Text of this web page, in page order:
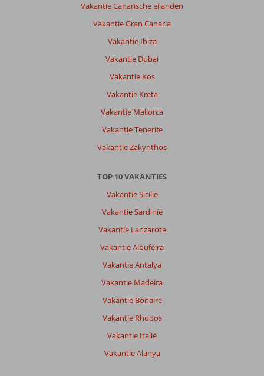
Vakantie Canarische eilanden
Vakantie Gran Canaria
Vakantie Ibiza
Vakantie Dubai
Vakantie Kos
Vakantie Kreta
Vakantie Mallorca
Vakantie Tenerife
Vakantie Zakynthos
TOP 10 VAKANTIES
Vakantie Sicilië
Vakantie Sardinië
Vakantie Lanzarote
Vakantie Albufeira
Vakantie Antalya
Vakantie Madeira
Vakantie Bonaire
Vakantie Rhodos
Vakantie Italië
Vakantie Alanya